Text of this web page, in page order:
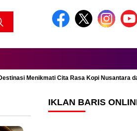
Menikmati Cita Rasa Kopi Nusantara
IKLAN BARIS